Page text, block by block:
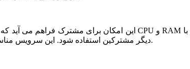
دیگر مشترکین استفاده شود. این سرویس مناسب فروشگاه های خاص، پربازدید با نیازمندی های بخصوص است.